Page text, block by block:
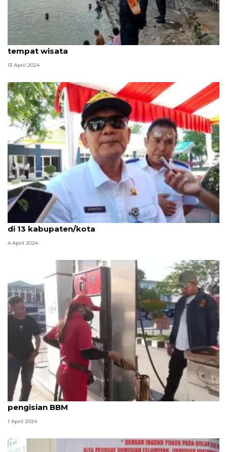
Satgas Operasi Ketupat pantau masyarakat di
tempat wisata
13 April 2024
Dishub Sulteng dirikan posko mudik Lebaran 2024
di 13 kabupaten/kota
4 April 2024
Polda Sulteng sidak SPBU antisipasi kecurangan
pengisian BBM
1 April 2024